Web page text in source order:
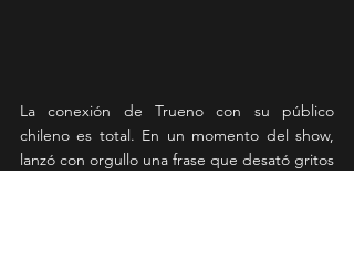
La conexión de Trueno con su público
chileno es total. En un momento del show,
lanzó con orgullo una frase que desató gritos